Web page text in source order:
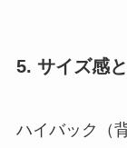
5. サイズ感
ハイバック（